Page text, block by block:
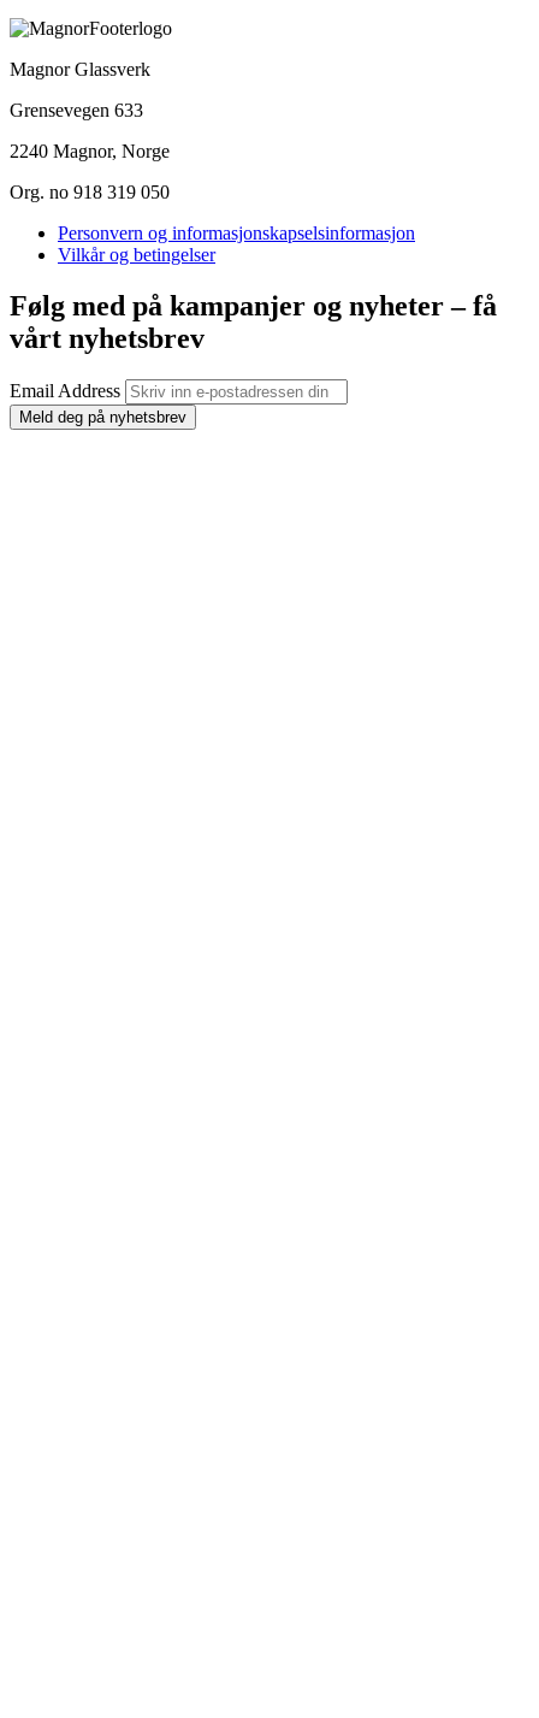
Magnor Glassverk
Grensevegen 633
2240 Magnor, Norge
Org. no 918 319 050
Personvern og informasjonskapselsinformasjon
Vilkår og betingelser
Følg med på kampanjer og nyheter – få
vårt nyhetsbrev
Email Address
Meld deg på nyhetsbrev